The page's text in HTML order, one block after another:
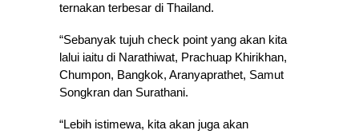
ternakan terbesar di Thailand.
“Sebanyak tujuh check point yang akan kita
lalui iaitu di Narathiwat, Prachuap Khirikhan,
Chumpon, Bangkok, Aranyaprathet, Samut
Songkran dan Surathani.
“Lebih istimewa, kita akan juga akan